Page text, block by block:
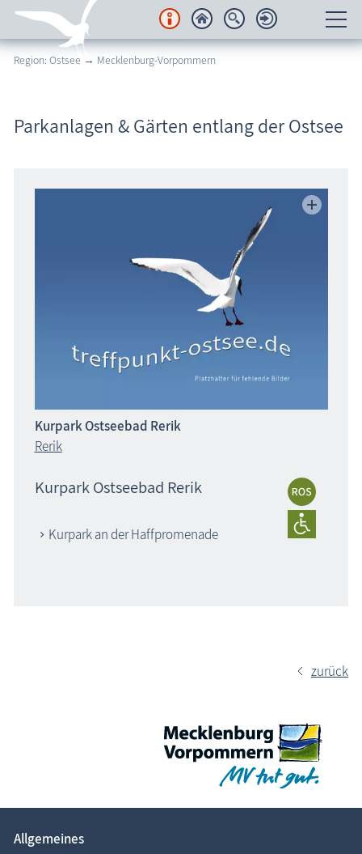
Unterkünfte
Karten
Region: Ostsee → Mecklenburg-Vorpommern
Parkanlagen & Gärten entlang der Ostsee
Kurpark Ostseebad Rerik
Rerik
Kurpark Ostseebad Rerik
Kurpark an der Haffpromenade
zurück
Allgemeines